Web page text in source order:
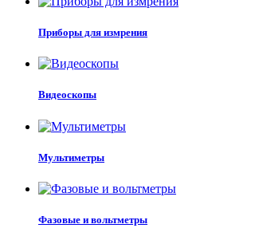
Приборы для измрения
Видеоскопы
Мультиметры
Фазовые и вольтметры